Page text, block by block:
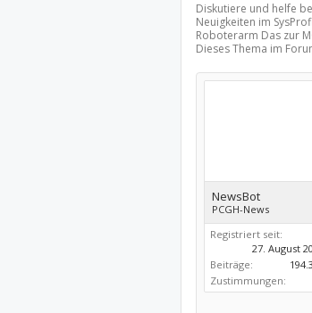
Diskutiere und helfe
Neuigkeiten im
Roboterarm Das zur
Dieses Thema im
NewsBot
PCGH-News
Registriert seit:
27. August
Beiträge:
Zustimmungen: